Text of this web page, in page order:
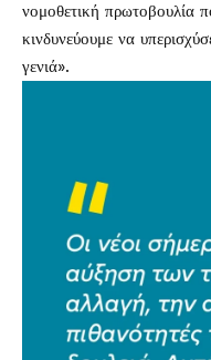
νομοθετική πρωτοβουλία
κινδυνεύουμε να
γενιά».